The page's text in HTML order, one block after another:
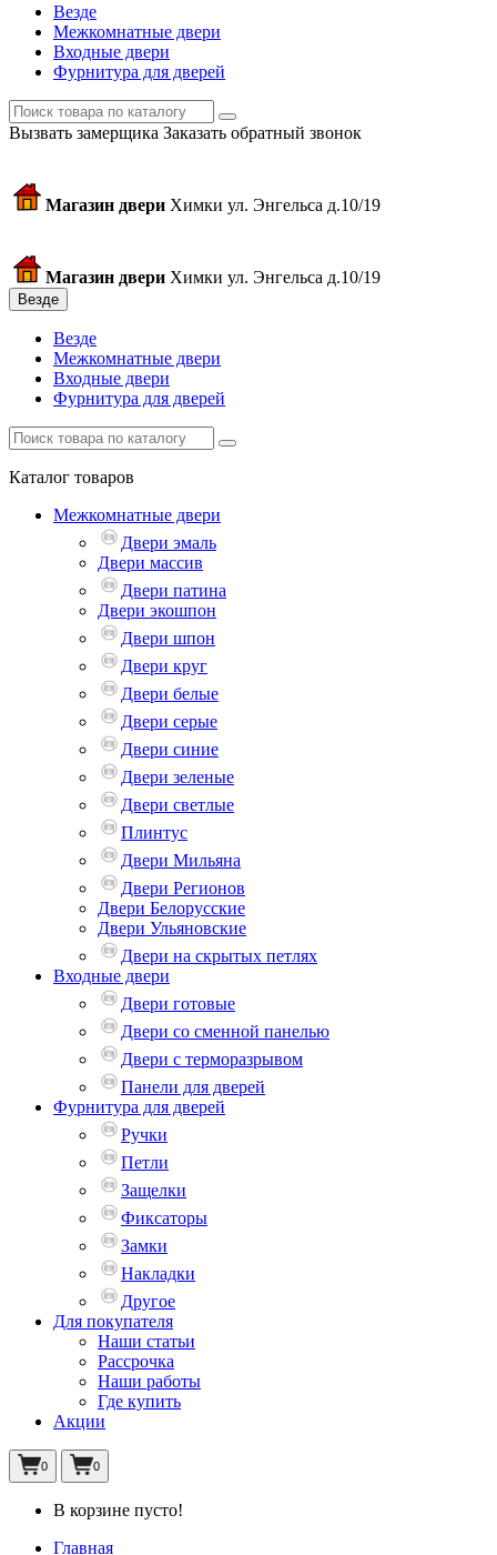
Везде
Межкомнатные двери
Входные двери
Фурнитура для дверей
Вызвать замерщика Заказать обратный звонок
Магазин двери Химки ул. Энгельса д.10/19
Магазин двери Химки ул. Энгельса д.10/19
Везде
Везде
Межкомнатные двери
Входные двери
Фурнитура для дверей
Каталог товаров
Межкомнатные двери
Двери эмаль
Двери массив
Двери патина
Двери экошпон
Двери шпон
Двери круг
Двери белые
Двери серые
Двери синие
Двери зеленые
Двери светлые
Плинтус
Двери Мильяна
Двери Регионов
Двери Белорусские
Двери Ульяновские
Двери на скрытых петлях
Входные двери
Двери готовые
Двери со сменной панелью
Двери с терморазрывом
Панели для дверей
Фурнитура для дверей
Ручки
Петли
Защелки
Фиксаторы
Замки
Накладки
Другое
Для покупателя
Наши статьи
Рассрочка
Наши работы
Где купить
Акции
0 0
В корзине пусто!
Главная